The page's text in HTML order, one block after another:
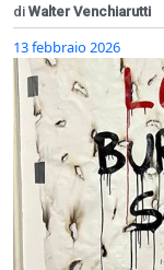
di Walter Venchiarutti
13 febbraio 2026